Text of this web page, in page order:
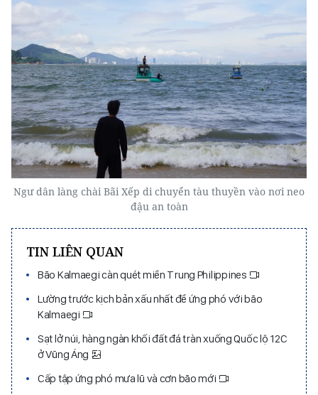
Ngư dân làng chài Bãi Xếp di chuyển tàu thuyền vào nơi neo
đậu an toàn
TIN LIÊN QUAN
Bão Kalmaegi càn quét miền Trung Philippines
Lường trước kịch bản xấu nhất để ứng phó với bão
Kalmaegi
Sạt lở núi, hàng ngàn khối đất đá tràn xuống Quốc lộ 12C
ở Vũng Áng
Cấp tập ứng phó mưa lũ và cơn bão mới